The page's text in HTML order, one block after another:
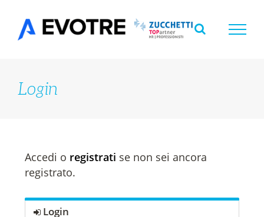
contenuto
Login
Accedi o registrati se non sei ancora
registrato.
Login